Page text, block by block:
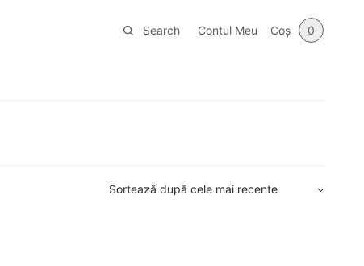
Search Contul Meu Coș 0